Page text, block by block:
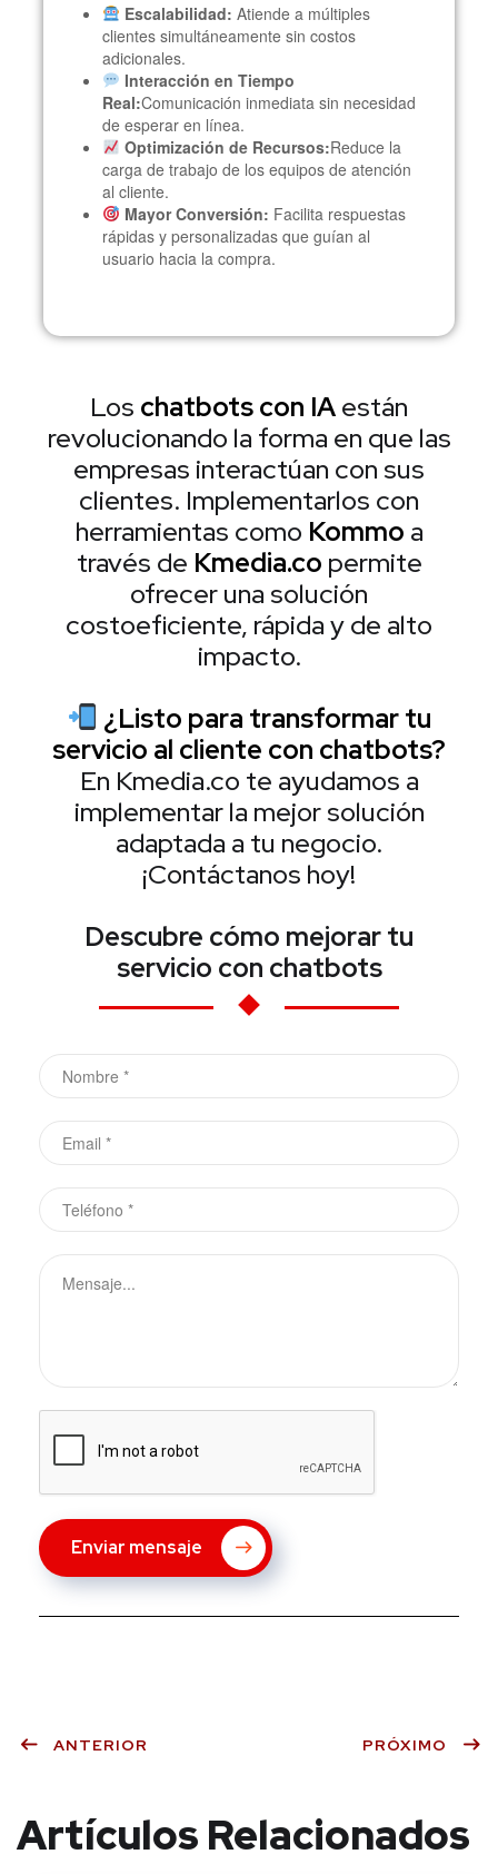
Escalabilidad: Atiende a múltiples
clientes simultáneamente sin costos
adicionales.
Interacción en Tiempo
Real:Comunicación inmediata sin necesidad
de esperar en línea.
Optimización de Recursos:Reduce la
carga de trabajo de los equipos de atención
al cliente.
Mayor Conversión: Facilita respuestas
rápidas y personalizadas que guían al
usuario hacia la compra.
Los chatbots con IAestán
revolucionando la forma en que las
empresas interactúan con sus
clientes. Implementarlos con
herramientas como Kommo a
través de Kmedia.co permite
ofrecer una solución
costoeficiente, rápida y de alto
impacto.
¿Listo para transformar tu
servicio al cliente con chatbots?
En Kmedia.co te ayudamos a
implementar la mejor solución
adaptada a tu negocio.
¡Contáctanos hoy!
Descubre cómo mejorar tu
servicio con chatbots
Enviar mensaje
ANTERIOR PRÓXIMO
Artículos Relacionados